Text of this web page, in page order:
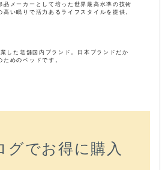
品メーカーとして培った世界最高水準の技術
高い眠りで活力あるライフスタイルを提供。
した老舗国内ブランド。日本ブランドだか
ためのベッドです。
でお得に購入